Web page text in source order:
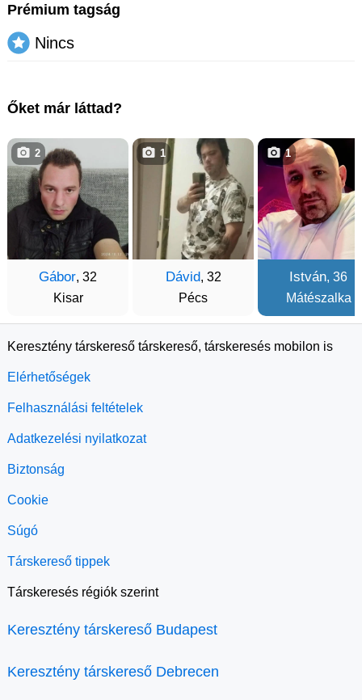
Prémium tagság
Nincs
Őket már láttad?
Gábor, 32
Kisar
2
Dávid, 32
Pécs
1
István, 36
Mátészalka
1
Keresztény társkereső társkereső, társkeresés mobilon is
Elérhetőségek
Felhasználási feltételek
Adatkezelési nyilatkozat
Biztonság
Cookie
Súgó
Társkereső tippek
Társkeresés régiók szerint
Keresztény társkereső Budapest
Keresztény társkereső Debrecen